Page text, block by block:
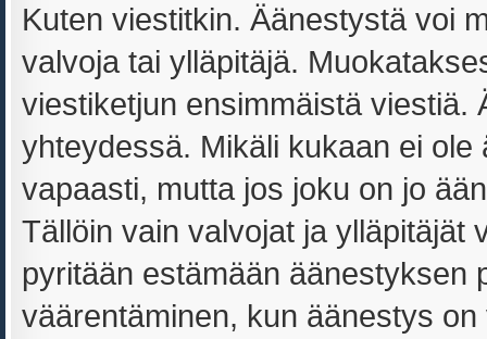
Kuten viestitkin. Äänestystä voi
valvoja tai ylläpitäjä.
viestiketjun ensimmäistä viestiä.
yhteydessä. Mikäli kukaan ei
vapaasti, mutta jos joku on jo
Tällöin vain valvojat ja ylläpitäjät
pyritään estämään äänestyksen
väärentäminen, kun äänestys